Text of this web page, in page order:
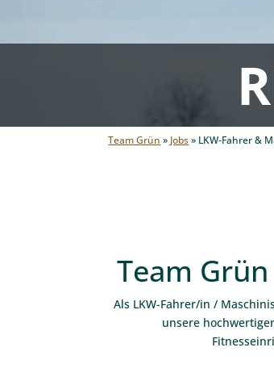
Team Grün » Jobs» LKW-Fahrer &
Team
Als LKW-Fahrer/in /
unsere